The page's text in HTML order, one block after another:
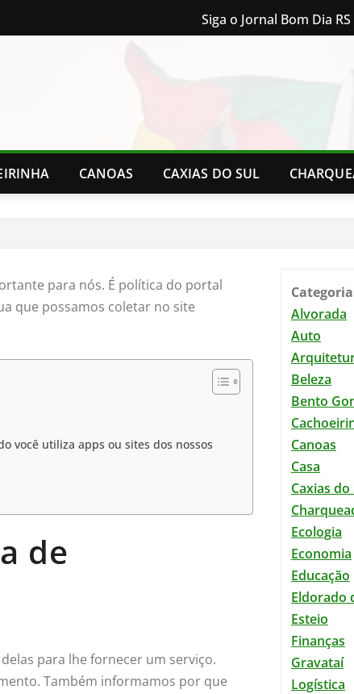
Siga o Jornal Bom Dia
CANOAS CAXIAS DO SUL
para nós. É política do portal
que possamos coletar no site
você utiliza apps ou sites dos nossos
de
para lhe fornecer um serviço.
Também informamos por que
Alvorada
Auto
Beleza
Bento
Canoas
Casa
Caxias do
Ecologia
Economia
Educação
Eldorado
Esteio
Finanças
Gravataí
Logística